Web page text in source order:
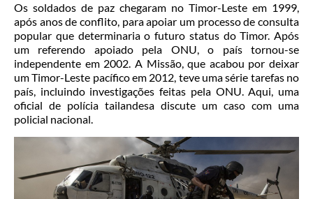
Os soldados de paz chegaram no Timor-Leste em 1999,
após anos de conflito, para apoiar um processo de consulta
popular que determinaria o futuro status do Timor. Após
um referendo apoiado pela ONU, o país tornou-se
independente em 2002. A Missão, que acabou por deixar
um Timor-Leste pacífico em 2012, teve uma série tarefas no
país, incluindo investigações feitas pela ONU. Aqui, uma
oficial de polícia tailandesa discute um caso com uma
policial nacional.